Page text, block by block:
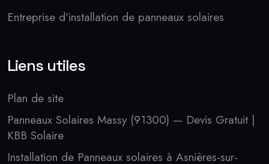
Entreprise d’installation de panneaux solaires
Liens utiles
Plan de site
Panneaux Solaires Massy (91300) — Devis Gratuit |
KBB Solaire
Installation de Panneaux solaires à Asnières-sur-